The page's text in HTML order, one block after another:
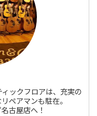
ックフロアは、充実の
ペアマンも駐在。
古屋店へ！